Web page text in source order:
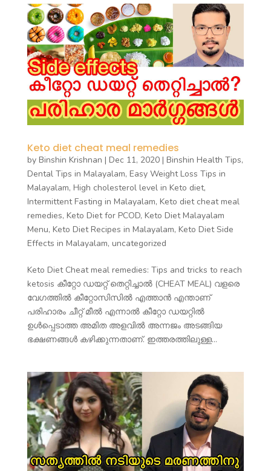
Keto diet cheat meal remedies
by Binshin Krishnan | Dec 11, 2020| Binshin Health Tips,
Dental Tips in Malayalam, Easy Weight Loss Tips in
Malayalam, High cholesterol level in Keto diet,
Intermittent Fasting in Malayalam, Keto diet cheat meal
remedies, Keto Diet for PCOD, Keto Diet Malayalam
Menu, Keto Diet Recipes in Malayalam, Keto Diet Side
Effects in Malayalam, uncategorized
Keto Diet Cheat meal remedies: Tips and tricks to reach
ketosis കീറ്റോ ഡയറ്റ് തെറ്റിച്ചാൽ (CHEAT MEAL) വളരെ
വേഗത്തിൽ കീറ്റോസിസിൽ എത്താൻ എന്താണ്
പരിഹാരം ചീറ്റ് മീൽ എന്നാൽ കീറ്റോ ഡയറ്റിൽ
ഉൾപ്പെടാത്ത അമിത അളവിൽ അന്നജം അടങ്ങിയ
ഭക്ഷണങ്ങൾ കഴിക്കുന്നതാണ്. ഇത്തരത്തിലുള്ള...